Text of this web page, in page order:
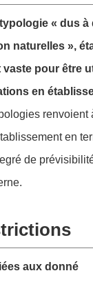
« dus à
naturelles »,
pour être
en
renvoient
en
de
aux donné